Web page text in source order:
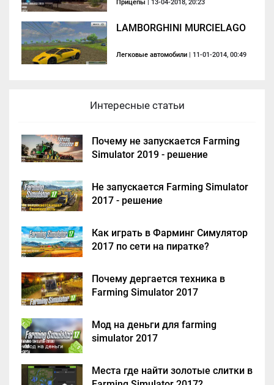
Прицепы | 13-04-2018, 20:23
LAMBORGHINI MURCIELAGO
Легковые автомобили | 11-01-2014, 00:49
Интересные статьи
Почему не запускается Farming
Simulator 2019 - решение
Не запускается Farming Simulator
2017 - решение
Как играть в Фарминг Симулятор
2017 по сети на пиратке?
Почему дергается техника в
Farming Simulator 2017
Мод на деньги для farming
simulator 2017
Места где найти золотые слитки в